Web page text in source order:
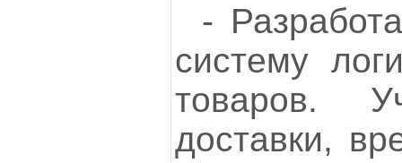
-
систему
товаров.
доставки,